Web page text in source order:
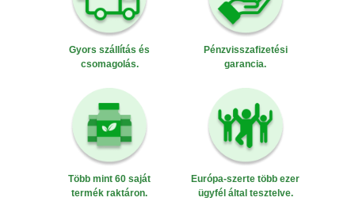
Gyors szállítás és
csomagolás.
Pénzvisszafizetési
garancia.
Több mint 60 saját
termék raktáron.
Európa-szerte több ezer
ügyfél által tesztelve.